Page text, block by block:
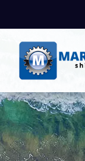
Home
Diensten